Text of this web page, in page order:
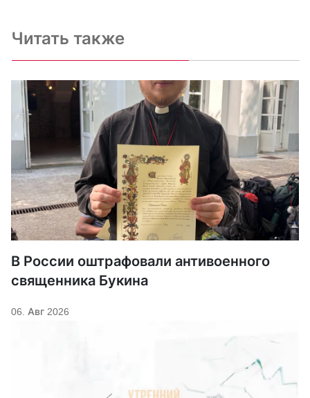
Читать также
В России оштрафовали антивоенного
священника Букина
06. Авг 2026